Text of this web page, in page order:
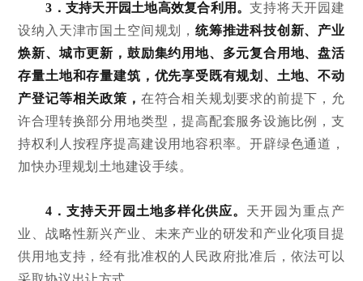
3．支持天开园土地高效复合利用。支持将天开园建
设纳入天津市国土空间规划， 统筹推进科技创新、产业
焕新、城市更新，鼓励集约用地、多元复合用地、盘活
存量土地和存量建筑，优先享受既有规划、土地、不动
产登记等相关政策， 在符合相关规划要求的前提下，允
许合理转换部分用地类型，提高配套服务设施比例，支
持权利人按程序提高建设用地容积率。开辟绿色通道，
加快办理规划土地建设手续。
4．支持天开园土地多样化供应。 天开园为重点产
业、战略性新兴产业、未来产业的研发和产业化项目提
供用地支持，经有批准权的人民政府批准后，依法可以